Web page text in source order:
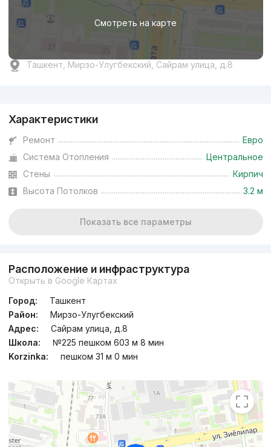
Смотреть на карте
Ташкент, Мирзо-Улугбекский, Сайрам улица, д.8
Характеристики
Ремонт
Евро
Система Отопления
Центральное
Стены
Кирпич
Высота Потолков
3.2 м
Показать все параметры
Расположение и инфраструктура
Открыть в Google Картах
Город:
Ташкент
Район:
Мирзо-Улугбекский
Адрес:
Сайрам улица, д.8
Школа:
№225 пешком 603 м 8 мин
Korzinka:
пешком 31 м 0 мин